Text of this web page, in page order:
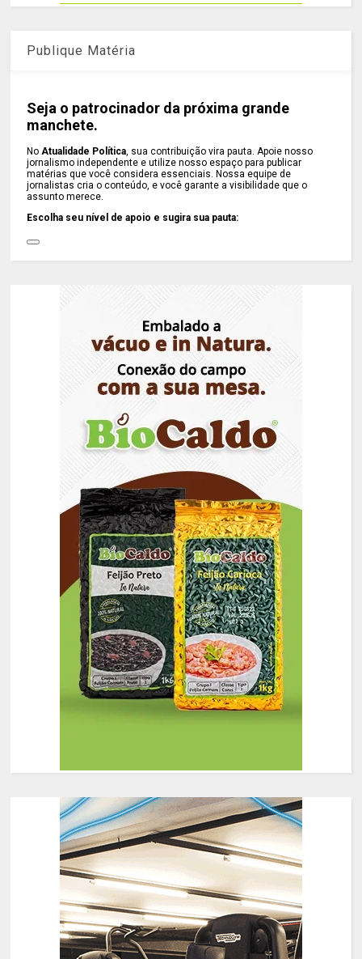
Publique Matéria
Seja o patrocinador da próxima grande
manchete.
NoAtualidade Política, sua contribuição vira pauta. Apoie nosso
jornalismo independente e utilize nosso espaço para publicar
matérias que você considera essenciais. Nossa equipe de
jornalistas cria o conteúdo, e você garante a visibilidade que o
assunto merece.
Escolha seu nível de apoio e sugira sua pauta: